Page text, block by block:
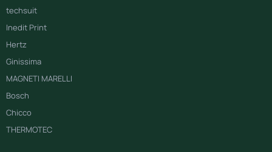
techsuit
Inedit Print
Hertz
Ginissima
MAGNETI MARELLI
Bosch
Chicco
THERMOTEC